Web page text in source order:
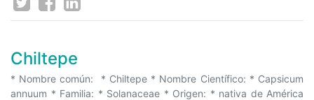
Chiltepe
* Nombre común: * Chiltepe * Nombre Científico: * Capsicum
annuum * Familia: * Solanaceae * Origen: * nativa de América